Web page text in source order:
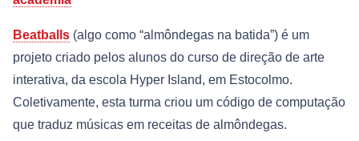
Beatballs (algo como “almôndegas na batida”) é um
projeto criado pelos alunos do curso de direção de arte
interativa, da escola Hyper Island, em Estocolmo.
Coletivamente, esta turma criou um código de computação
que traduz músicas em receitas de almôndegas.